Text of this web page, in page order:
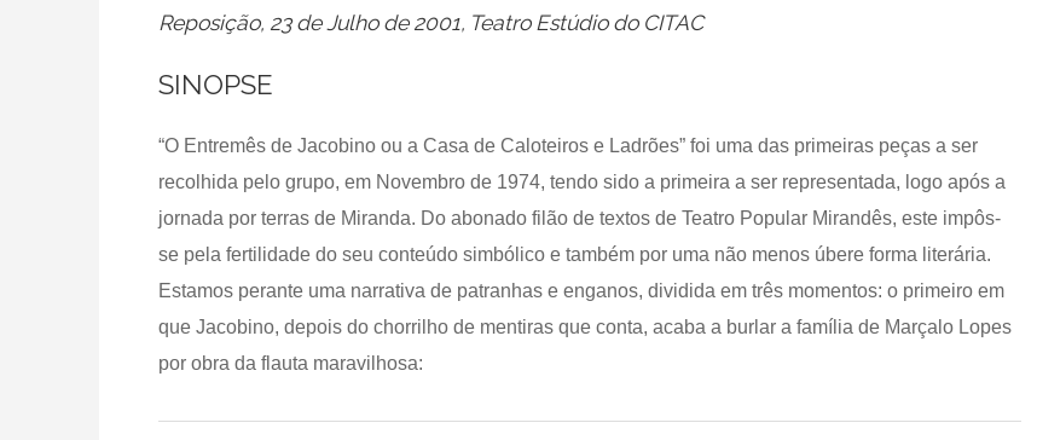
Reposição, 23 de Julho de 2001, Teatro Estúdio do CITAC
SINOPSE
“O Entremês de Jacobino ou a Casa de Caloteiros e Ladrões” foi uma das primeiras peças a ser
recolhida pelo grupo, em Novembro de 1974, tendo sido a primeira a ser representada, logo após a
jornada por terras de Miranda. Do abonado filão de textos de Teatro Popular Mirandês, este impôs-
se pela fertilidade do seu conteúdo simbólico e também por uma não menos úbere forma literária.
Estamos perante uma narrativa de patranhas e enganos, dividida em três momentos: o primeiro em
que Jacobino, depois do chorrilho de mentiras que conta, acaba a burlar a família de Marçalo Lopes
por obra da flauta maravilhosa: